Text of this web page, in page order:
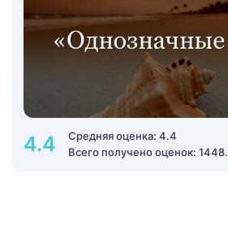
4.4
Средняя оценка: 4.4
Всего получено оценок: 1448.